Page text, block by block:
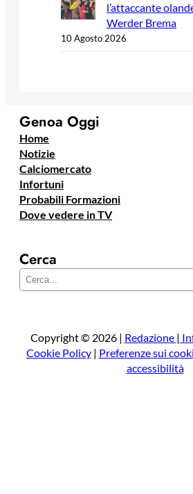
l’attaccante
Werder Brema
10 Agosto 2026
Genoa Oggi
Home
Notizie
Calciomercato
Infortuni
Probabili Formazioni
Dove vedere in TV
Cerca
e
a
Copyright © 2026 | Redazione |
Cookie Policy| Preferenze sui
accessibilità